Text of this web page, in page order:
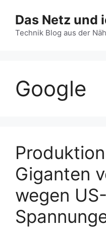
Inhalt
springen
Das Netz und
Technik Blog aus der
Google
Giganten
wegen